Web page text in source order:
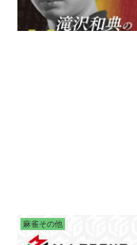
麻雀その他